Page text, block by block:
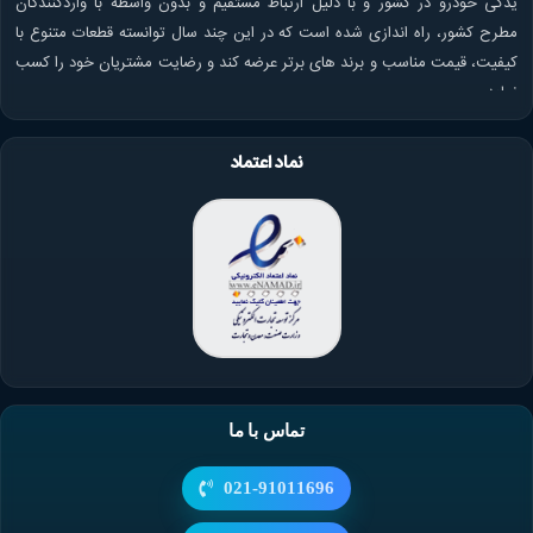
جریان پیدا می کند.
مهمترینعلائم خرابی سوپاپ خودرو
علائم خرابی سوپاپ خودرو ممکن است به شکل‌های مختلفی مشاهده شوند.
عدم کارایی موتور شوند. به دلیل قرار گرفتن سوپاپ بر روی سرسیلندر، کنترل ورود و
خروج هوا به محفظه احتراق به راحتی صورت می پذیرد.
به طور مستقیم بر کارایی سرسیلندر و سایر قطعات خودرو تاثیر بگذارد. جهت خرید
سرسیلندر و سایر قطعات یدکی خودرو حتما به اصل بودن آنها توجه نمایید.
برخی از مهمترین نشانه های خرابی سوپاپ عبارتند از:
شنیدن صدای غیر طبیعی از موتور
افزایش مصرف سوخت
عدم احتراق کامل سوخت در سیلندر
اهمیت تعویض سوپاپ خودرو
مطرح کشور، راه اندازی شده است که در این چند سال توانسته قطعات متنوع با
کیفیت، قیمت مناسب و برند های برتر عرضه کند و رضایت مشتریان خود را کسب
نماید.
نماد اعتماد
تماس با ما
021-91011696